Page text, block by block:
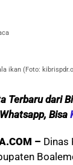
ikan (Foto:
Terbaru dari
Bisa
– Dinas